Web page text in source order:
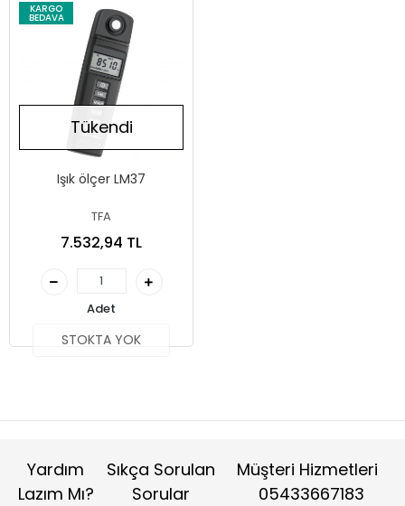
KARGO
BEDAVA
Tükendi
Işık ölçer LM37
TFA
7.532,94 TL
Adet
STOKTA YOK
Yardım
Lazım Mı?
Sıkça Sorulan
Sorular
Müşteri Hizmetleri
05433667183